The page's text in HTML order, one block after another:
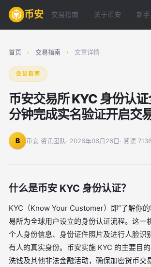
币安 交易指南 关于币安 新
首页 › 交易指南 › 文章详情
交易指南
币安交易所 KYC 身份认
分钟完成实名验证开启交
B 币安 资讯团队· 2026年06月26日· 阅读 7138
什么是币安 KYC 身份认证？
KYC（Know Your Customer）即“了解你
易所为全球用户设立的身份认证流程。这一
个人身份信息、身份证件照片及进行人脸识
有人的真实身份。币安实施 KYC 的主要目的
洗钱及其他非法金融活动，确保加密货币交